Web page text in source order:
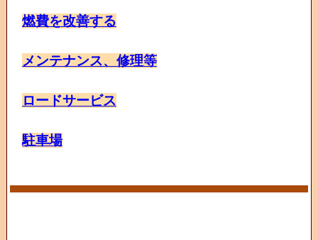
燃費を改善する
メンテナンス、修理等
ロードサービス
駐車場